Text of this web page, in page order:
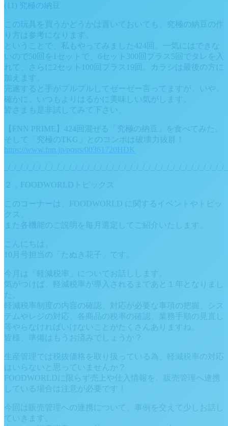
(11) 究極の納豆
この玩具を買うかどうかは置いておいても、究極の納豆の作
り方は参考になります。
ということで、私もやってみました424回。一気にはできな
いので50回を1セットで、6セット300回プラス5回でタレを入
れて、さらに2セット100回プラス19回。カラシは最後の方に
加えます。
完遂すると手がプルプルしてゼーゼー言ってますが、いや、
確かに、いつもよりはるかに美味しい気がします。
皆さまも是非試してみて下さい。
【FNN PRIME】424回混ぜる「究極の納豆」を食べてみた。
そして「究極のTKG」とのコンボは破壊力抜群！
https://www.fnn.jp/posts/00361720HDK
２．FOODWORLDトピックス
このコーナーは、FOODWORLD に関するイベントやトピッ
クス、
また各機能のご説明を毎月選定してご紹介いたします。
こんにちは。
10月号担当の「たぬき花子」です。
今月は「軽減税率」についてお話しします。
気がつけば、軽減税率が導入されるまであと１年となりまし
た。
軽減税率制度の内容の確認、対応が必要な事項の把握、シス
テムやレジの対応、各商品の税率の確認、業務手順の見直し
等やらなければいけないことがたくさんありますね。
皆様、準備はもうお済みでしょうか？
生産管理では税抜価格を取り扱っている為、軽減税率の対応
はいらないと思っていませんか？
FOODWORLDに限らず売上や仕入情報を、販売管理へ連携
している場合は注意が必要です！
今回は販売管理への連携について、事例を交えて少しお話し
ていきます。